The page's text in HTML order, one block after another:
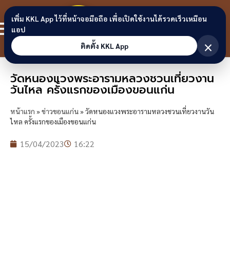
Skip to content
ขอนแก่น
ลิงก์
วัดหนองแวงพระอารามหลวงชวนเที่ยวงาน
วันไหล ครั้งแรกของเมืองขอนแก่น
หน้าแรก »ข่าวขอนแก่น»วัดหนองแวงพระอารามหลวงชวนเที่ยวงานวัน
ไหล ครั้งแรกของเมืองขอนแก่น
15/04/2023 16:22
เพิ่ม KKL App ไว้ที่หน้าจอมือถือ เพื่อเปิดใช้งานได้รวดเร็วเหมือน
แอป
ติดตั้ง KKL App
×